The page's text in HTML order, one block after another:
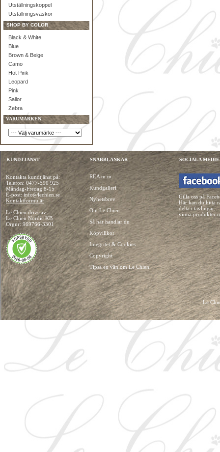
Utställningskoppel
Utställningsväskor
SHOP BY COLOR
Black & White
Blue
Brown & Beige
Camo
Hot Pink
Leopard
Pink
Sailor
Zebra
VARUMÄRKEN
KUNDTJÄNST
Kontakta kundtjänst på:
Telefon:0477-590 925
Måndag-Fredag 8-15
E-post: info@lechien.se
Kontaktformulär
Le Chien drivs av:
Le Chien Nordic KB
Orgnr: 969766-3301
SNABBLÄNKAR
REA m.m.
Kundgalleri
Nyhetsbrev
Om Le Chien
Så här handlar du
Köpvillkor
Integritet & Cookies
Copyright
Tipsa en vän om Le Chien
SOCIALA
Gilla oss på
Här kan du hitta
delta i tävlingar,
vinna produkter
Le
HUNDKLÄDER, HUNDVÄSKOR, HUNDACCESSOARER, HUND KLÄDER,